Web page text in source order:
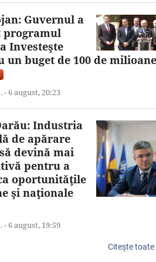
Guvernul a
programul
Investeşte
un buget de 100 de
-6 august, 20:23
Industria
de apărare
devină mai
pentru a
oportunităţile
şi naţionale
-6 august, 19:59
Citeşte